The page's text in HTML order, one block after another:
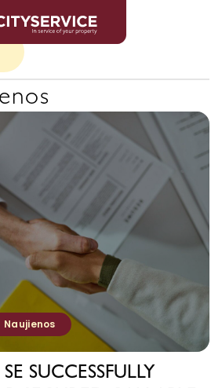
Naujienos
SUCCESSFULLY